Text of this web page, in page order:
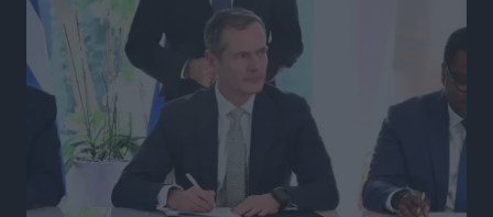
Στο νοσοκομείο της Ρόδου αύριο ο Άδωνις Γεωργιάδης
Τοπικές Ειδήσεις• πριν 7 ώρες
Φώτης Γιαννακός στον RV: Με αυξημένες πληρότητες
η Λέρος, στόχος η επιμήκυνση της τουριστικής σεζόν